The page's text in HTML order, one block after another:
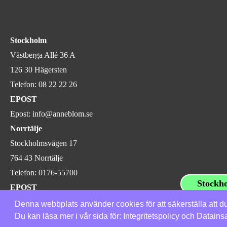
Denna webbplats använder cookies för att säkerställa att
Du kan läsa mer i vår sida för: Integritetspolicyoch
Stockholm
Västberga Allé 36 A
126 30 Hägersten
Telefon: 08 22 22 26
EPOST
Epost: info@anneblom.se
Norrtälje
Stockholmsvägen 17
764 43 Norrtälje
Telefon: 0176-55700
EPOST
E-post:roslagen@anneblom.se